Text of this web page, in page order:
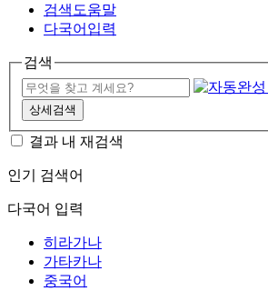
검색도움말
다국어입력
검색
상세검색
결과 내 재검색
인기 검색어
다국어 입력
히라가나
가타카나
중국어